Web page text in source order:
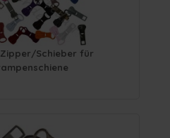
Schieber für